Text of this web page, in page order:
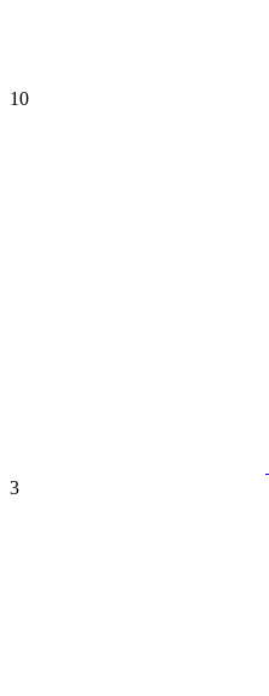
10
3